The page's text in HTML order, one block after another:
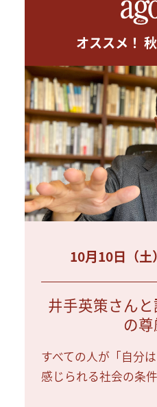
オススメ！
10月10日（土
井手英策さん
の尊
すべての人が「自分
感じられる社会の条件